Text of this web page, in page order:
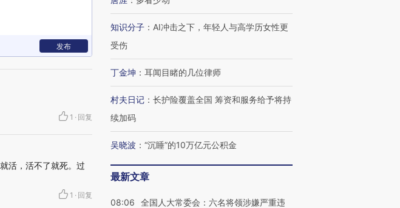
发布
1 · 回复
活，活不了就死。过
1 · 回复
知识分子 ： AI冲击之下，年轻人与高学历女性更
受伤
丁金坤 ： 耳闻目睹的几位律师
村夫日记 ： 长护险覆盖全国 筹资和服务给予将持
续加码
吴晓波 ： “沉睡”的10万亿元公积金
最新文章
08:06
全国人大常委会：六名将领涉嫌严重违